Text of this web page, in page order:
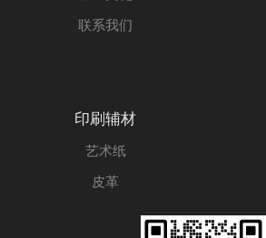
联系我们
印刷辅材
艺术纸
皮革